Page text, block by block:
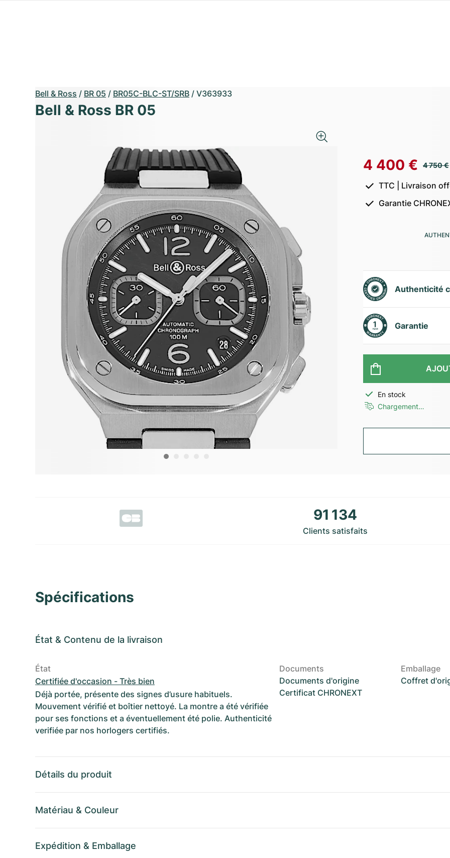
Bell & Ross / BR 05 / BR05C-BLC-ST/SRB / V363933
Bell & Ross BR 05
4 400 € 4 750 €
TTC | Livraison
Garantie
Authenticité
Garantie
En stock
Chargement…
91 134
Clients satisfaits
Spécifications
État & Contenu de la livraison
État
Certifiée d'occasion - Très bien
Déjà portée, présente des signes d’usure habituels.
Mouvement vérifié et boîtier nettoyé. La montre a été vérifiée
pour ses fonctions et a éventuellement été polie. Authenticité
verifiée par nos horlogers certifiés.
Documents
Documents d'origine
Certificat CHRONEXT
Emballage
Coffret
Détails du produit
Matériau & Couleur
Expédition & Emballage